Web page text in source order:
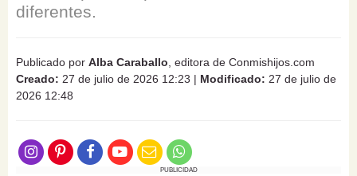
diferentes.
Publicado por Alba Caraballo , editora de Conmishijos.com
Creado: 27 de julio de 2026 12:23 | Modificado: 27 de julio de
2026 12:48
PUBLICIDAD